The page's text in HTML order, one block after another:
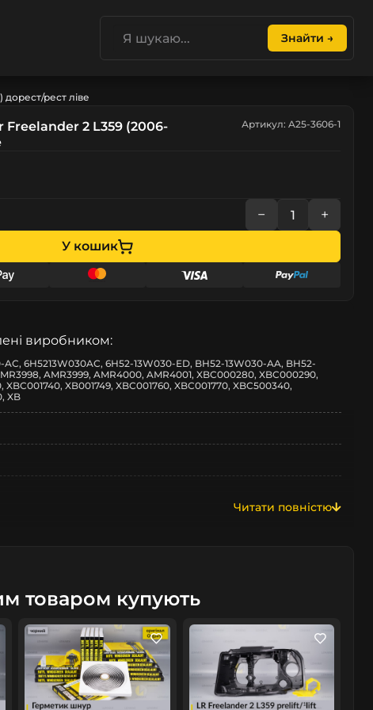
Знайти →
рест ліве
2 L359 (2006-
Артикул: A25-3606-1
− +
У кошик
виробником:
AC, 6H5213W030AC, 6H52-13W030-ED, BH52-13W030-AA, BH52-
AMR3999, AMR4000, AMR4001, XBC000280, XBC000290,
XB001749, XBC001760, XBC001770, XBC500340,
XB
рестайлінг
Читати повністю
товаром купують